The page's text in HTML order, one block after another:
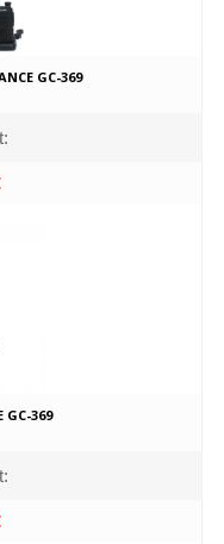
GC-369
369